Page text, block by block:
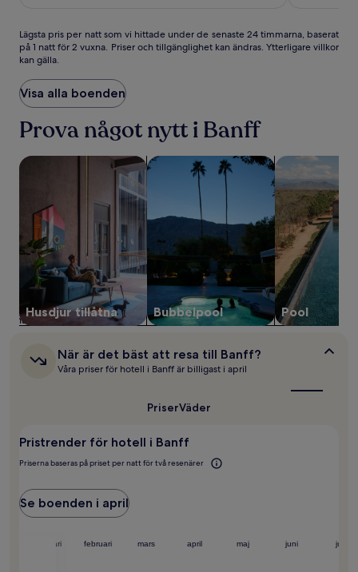
Lägsta
pris
per
natt
som
vi
hittade
under
senaste
1 natt
för
2 vuxna.
Priser
och
tillgänglighet
kan
ändras.
kan
Lägsta pris per natt som vi hittade under de senaste 24 timmarna, baserat
på 1 natt för 2 vuxna. Priser och tillgänglighet kan ändras. Ytterligare villkor
kan gälla.
Visa alla boenden
Prova något nytt i Banff
Husdjur tillåtna
sök efter boenden där husdjur är tillåtna
Bubbelpool
sök efter boenden med bubbelpool
Pool
sök efter
När
är
Banff?
När är det bäst att resa till Banff?
Våra priser för hotell i Banff är billigast i april
PriserVäder
Pristrender för hotell i Banff
Priserna baseras på priset per natt för två resenärer
Se boenden i april
januari februari mars april maj juni juli